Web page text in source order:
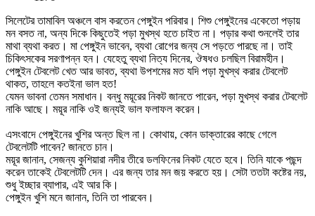
সিলেটের তামাবিল অঞ্চলে বাস করতেন পেঙ্গুইন পরিবার। শিশু পেঙ্গুইনের একেতো পড়ায়
মন বসত না, অন্য দিকে কিছুতেই পড়া মুখস্থ হতে চাইত না। পড়ার কথা শুনলেই তার
মাথা ব্যথা করত। মা পেঙ্গুইন ভাবেন, ব্যথা রোগের জন্য সে পড়তে পারছে না। তাই
চিকিৎসকের সরণাপন্ন হন। যেহেতু ব্যথা নিত্য দিনের, ঔষধও চলছিল বিরামহীন।
পেঙ্গুইন টেবলেট খেত আর ভাবত, ব্যথা উপশমের মত যদি পড়া মুখস্থ করার টেবলেট
থাকত, তাহলে কতইনা ভাল হত!
যেমন ভাবনা তেমন সমাধান। বন্ধু ময়ূরের নিকট জানতে পারেন, পড়া মুখস্থ করার টেবলেট
নাকি আছে। ময়ূর নাকি ওই জন্যই ভাল ফলাফল করেন।
এসংবাদে পেঙ্গুইনের খুশির অন্ত ছিল না। কোথায়, কোন ডাক্তারের কাছে গেলে
টেবলেটটি পাবেন? জানতে চান।
ময়ূর জানান, সেজন্য কুশিয়ারা নদীর তীরে ডলফিনের নিকট যেতে হবে। তিনি যাকে পছন্দ
করেন তাকেই টেবলেটটি দেন। এর জন্য তার মন জয় করতে হয়। সেটা ততটা কষ্টের নয়,
শুধু ইচ্ছার ব্যাপার, এই আর কি।
পেঙ্গুইন খুশি মনে জানান, তিনি তা পারবেন।